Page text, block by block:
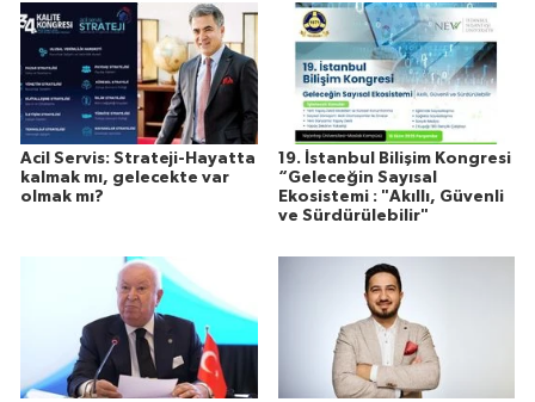
Acil Servis: Strateji-Hayatta
kalmak mı, gelecekte var
olmak mı?
19. İstanbul Bilişim Kongresi
“Geleceğin Sayısal
Ekosistemi : "Akıllı, Güvenli
ve Sürdürülebilir"